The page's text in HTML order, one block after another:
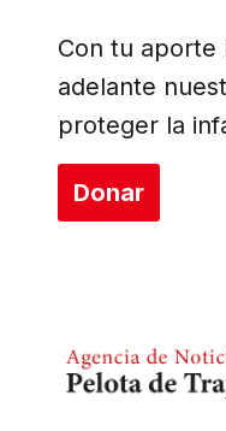
Con tu aporte
adelante
proteger la
Donar